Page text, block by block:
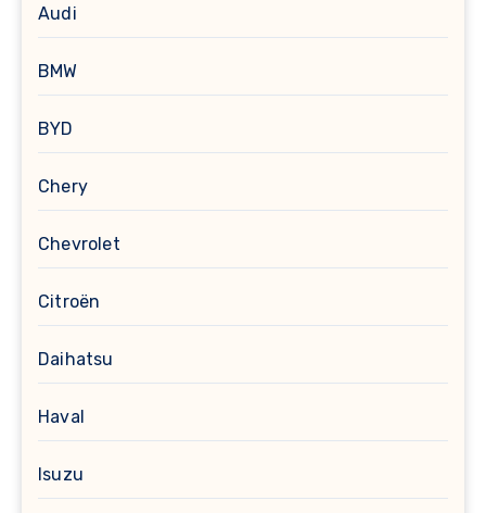
Audi
BMW
BYD
Chery
Chevrolet
Citroën
Daihatsu
Haval
Isuzu